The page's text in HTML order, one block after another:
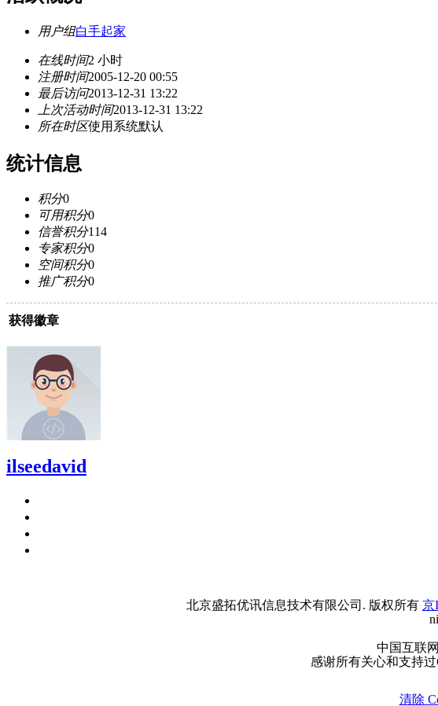
用户组白手起家
在线时间2 小时
注册时间2005-12-20 00:55
最后访问2013-12-31 13:22
上次活动时间2013-12-31 13:22
所在时区使用系统默认
统计信息
积分0
可用积分0
信誉积分114
专家积分0
空间积分0
推广积分0
获得徽章
ilseedavid
北京盛拓优讯信息技术有限公司. 版权所有 京
中国互联
感谢所有关心和支持
清除